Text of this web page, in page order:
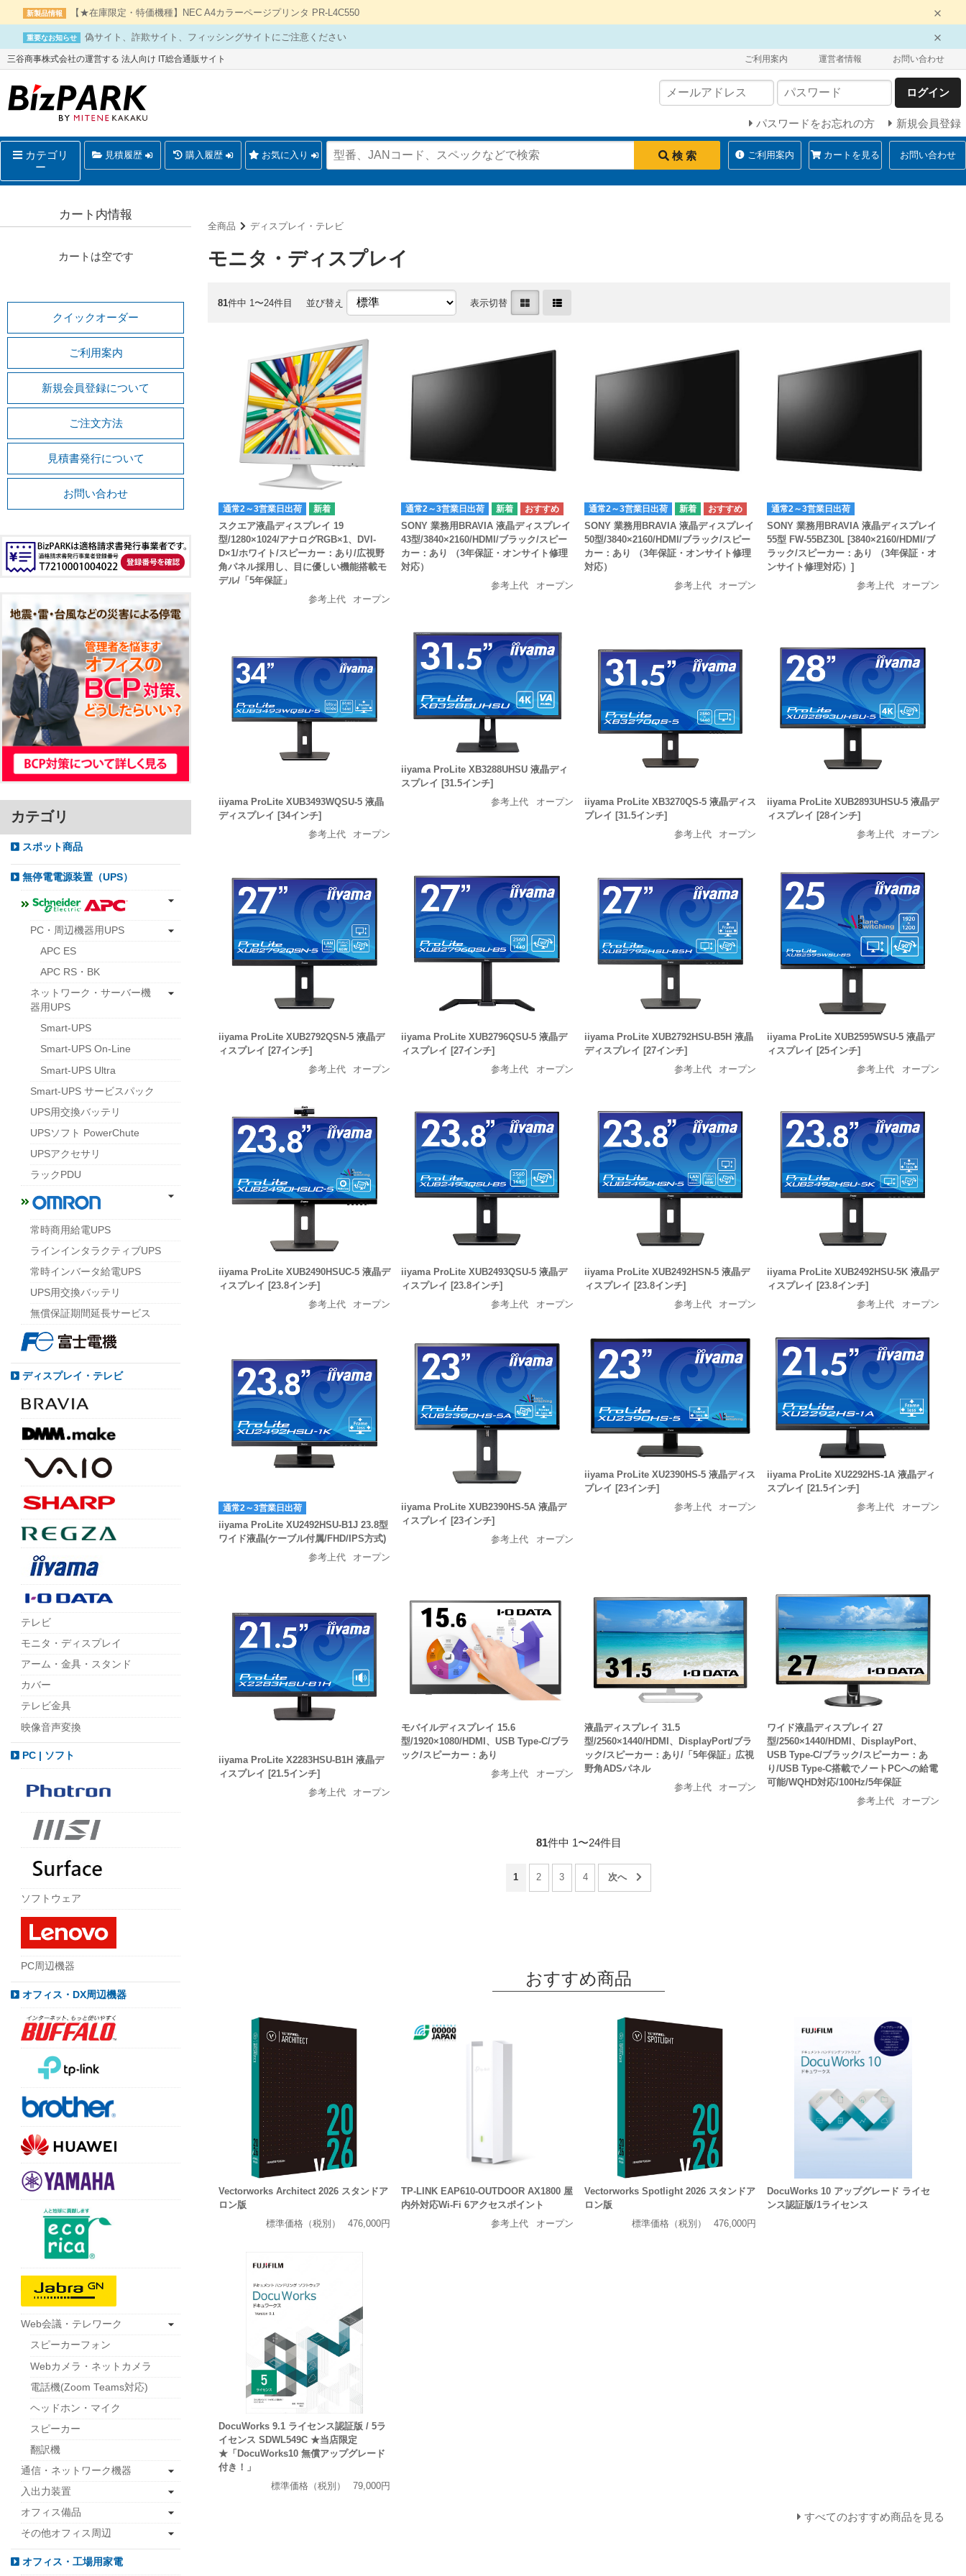
新製品情報 【★在庫限定・特価機種】NEC A4カラーページプリンタ PR-L4C550
重要なお知らせ 偽サイト、詐欺サイト、フィッシングサイトにご注意ください
三谷商事株式会社の運営する 法人向け IT総合通販サイト ご利用案内 運営者情報 お問い合わせ
ログイン
パスワードをお忘れの方 新規会員登録
カテゴリ
ー
見積履歴 購入履歴 お気に入り 検 索 ご利用案内 カートを見る お問い合わせ
全商品 ディスプレイ・テレビ
モニタ・ディスプレイ
81件中 1〜24件目 並び替え 表示切替
通常2～3営業日出荷
スクエア液晶ディスプレイ 19
型/1280×1024/アナログRGB×1、DVI-
D×1/ホワイト/スピーカー：あり/広視野
角パネル採用し、目に優しい機能搭載モ
デル/「5年保証」
参考上代
オープン
通常2～3営業日出荷
SONY 業務用BRAVIA 液晶ディスプレイ
43型/3840×2160/HDMI/ブラック/スピー
カー：あり （3年保証・オンサイト修理
対応）
参考上代
オープン
通常2～3営業日出荷
SONY 業務用BRAVIA 液晶ディスプレイ
50型/3840×2160/HDMI/ブラック/スピー
カー：あり （3年保証・オンサイト修理
対応）
参考上代
オープン
通常2～3営業日出荷
SONY 業務用BRAVIA 液晶ディスプレイ
55型 FW-55BZ30L [3840×2160/HDMI/ブ
ラック/スピーカー：あり （3年保証・オ
ンサイト修理対応）]
参考上代
オープン
iiyama ProLite XUB3493WQSU-5 液晶
ディスプレイ [34インチ]
参考上代
オープン
iiyama ProLite XB3288UHSU 液晶ディ
スプレイ [31.5インチ]
参考上代
オープン
iiyama ProLite XB3270QS-5 液晶ディス
プレイ [31.5インチ]
参考上代
オープン
iiyama ProLite XUB2893UHSU-5 液晶デ
ィスプレイ [28インチ]
参考上代
オープン
iiyama ProLite XUB2792QSN-5 液晶デ
ィスプレイ [27インチ]
参考上代
オープン
iiyama ProLite XUB2796QSU-5 液晶デ
ィスプレイ [27インチ]
参考上代
オープン
iiyama ProLite XUB2792HSU-B5H 液晶
ディスプレイ [27インチ]
参考上代
オープン
iiyama ProLite XUB2595WSU-5 液晶デ
ィスプレイ [25インチ]
参考上代
オープン
iiyama ProLite XUB2490HSUC-5 液晶デ
ィスプレイ [23.8インチ]
参考上代
オープン
iiyama ProLite XUB2493QSU-5 液晶デ
ィスプレイ [23.8インチ]
参考上代
オープン
iiyama ProLite XUB2492HSN-5 液晶デ
ィスプレイ [23.8インチ]
参考上代
オープン
iiyama ProLite XUB2492HSU-5K 液晶デ
ィスプレイ [23.8インチ]
参考上代
オープン
通常2～3営業日出荷
iiyama ProLite XU2492HSU-B1J 23.8型
ワイド液晶(ケーブル付属/FHD/IPS方式)
参考上代
オープン
iiyama ProLite XUB2390HS-5A 液晶デ
ィスプレイ [23インチ]
参考上代
オープン
iiyama ProLite XU2390HS-5 液晶ディス
プレイ [23インチ]
参考上代
オープン
iiyama ProLite XU2292HS-1A 液晶ディ
スプレイ [21.5インチ]
参考上代
オープン
iiyama ProLite X2283HSU-B1H 液晶デ
ィスプレイ [21.5インチ]
参考上代
オープン
モバイルディスプレイ 15.6
型/1920×1080/HDMI、USB Type-C/ブラ
ック/スピーカー：あり
参考上代
オープン
液晶ディスプレイ 31.5
型/2560×1440/HDMI、DisplayPort/ブラ
ック/スピーカー：あり/「5年保証」広視
野角ADSパネル
参考上代
オープン
ワイド液晶ディスプレイ 27
型/2560×1440/HDMI、DisplayPort、
USB Type-C/ブラック/スピーカー：あ
り/USB Type-C搭載でノートPCへの給電
可能/WQHD対応/100Hz/5年保証
参考上代
オープン
81件中 1〜24件目
1 2 3 4
おすすめ商品
Vectorworks Architect 2026 スタンドア
ロン版
標準価格（税別）
476,000円
TP-LINK EAP610-OUTDOOR AX1800 屋
内外対応Wi-Fi 6アクセスポイント
参考上代
オープン
Vectorworks Spotlight 2026 スタンドア
ロン版
標準価格（税別）
476,000円
DocuWorks 10 アップグレード ライセ
ンス認証版/1ライセンス
DocuWorks 9.1 ライセンス認証版 / 5ラ
イセンス SDWL549C ★当店限定
★「DocuWorks10 無償アップグレード
付き！」
標準価格（税別）
79,000円
すべてのおすすめ商品を見る
カート内情報
カートは空です
クイックオーダー
ご利用案内
新規会員登録について
ご注文方法
見積書発行について
お問い合わせ
カテゴリ
スポット商品
無停電電源装置（UPS）
PC・周辺機器用UPS
APC ES
APC RS・BK
ネットワーク・サーバー機
器用UPS
Smart-UPS
Smart-UPS On-Line
Smart-UPS Ultra
Smart-UPS サービスパック
UPS用交換バッテリ
UPSソフト PowerChute
UPSアクセサリ
ラックPDU
常時商用給電UPS
ラインインタラクティブUPS
常時インバータ給電UPS
UPS用交換バッテリ
無償保証期間延長サービス
ディスプレイ・テレビ
テレビ
モニタ・ディスプレイ
アーム・金具・スタンド
カバー
テレビ金具
映像音声変換
PC | ソフト
ソフトウェア
PC周辺機器
オフィス・DX周辺機器
Web会議・テレワーク
スピーカーフォン
Webカメラ・ネットカメラ
電話機(Zoom Teams対応)
ヘッドホン・マイク
スピーカー
翻訳機
通信・ネットワーク機器
入出力装置
オフィス備品
その他オフィス周辺
オフィス・工場用家電